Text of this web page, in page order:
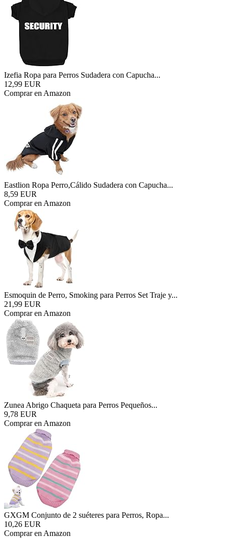
Izefia Ropa para Perros Sudadera con Capucha...
12,99 EUR
Comprar en Amazon
Eastlion Ropa Perro,Cálido Sudadera con Capucha...
8,59 EUR
Comprar en Amazon
Esmoquin de Perro, Smoking para Perros Set Traje y...
21,99 EUR
Comprar en Amazon
Zunea Abrigo Chaqueta para Perros Pequeños...
9,78 EUR
Comprar en Amazon
GXGM Conjunto de 2 suéteres para Perros, Ropa...
10,26 EUR
Comprar en Amazon